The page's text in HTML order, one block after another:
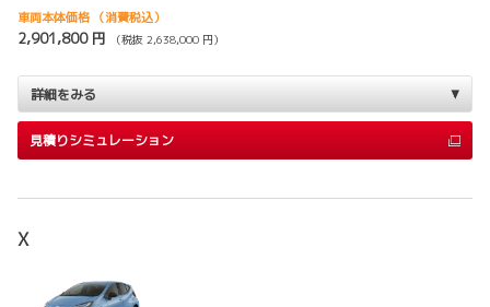
車両本体価格 （消費税込）
2,901,800 円 （税抜 2,638,000 円）
詳細をみる
見積りシミュレーション
X